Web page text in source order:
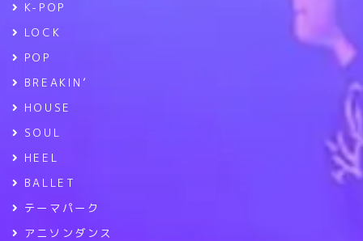
K-POP
LOCK
POP
BREAKIN’
HOUSE
SOUL
HEEL
BALLET
テーマパーク
アニソンダンス